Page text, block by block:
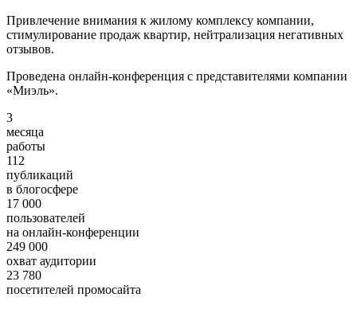
Привлечение внимания к жилому комплексу компании,
стимулирование продаж квартир, нейтрализация негативных
отзывов.
Проведена онлайн-конференция с представителями компании
«Миэль».
3
месяца
работы
112
публикаций
в блогосфере
17 000
пользователей
на онлайн-конференции
249 000
охват аудитории
23 780
посетителей промосайта